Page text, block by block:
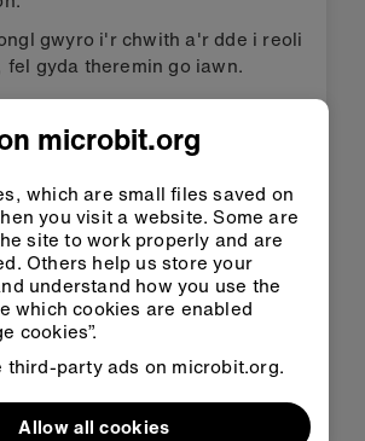
gwyro i'r chwith a'r dde i reoli
fel gyda theremin go iawn.
accessibility:explore our
accessible to students with
other access needs.
published under aCreative
ShareAlike 4.0
BY-SA 4.0)licence.
Welsh Government.
microbit.org
which are small files saved on
you visit a website. Some are
site to work properly and are
Others help us store your
understand how you use the
which cookies are enabled
cookies”.
third-party ads on microbit.org.
Allow all cookies